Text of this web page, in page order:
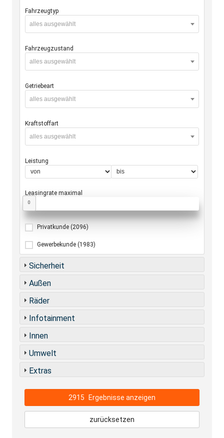
Fahrzeugtyp
alles ausgewählt
Fahrzeugzustand
alles ausgewählt
Getriebeart
alles ausgewählt
Kraftstoffart
alles ausgewählt
Leistung
Leasingrate maximal
0
Privatkunde (2096)
Gewerbekunde (1983)
Sicherheit
Außen
Räder
Infotainment
Innen
Umwelt
Extras
2915 Ergebnisse anzeigen
zurücksetzen